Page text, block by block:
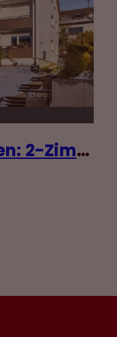
Komfortabel wohnen: 2-Zimmer-Wohnung mit EBK, Terrasse & ebenerdigem Zugang